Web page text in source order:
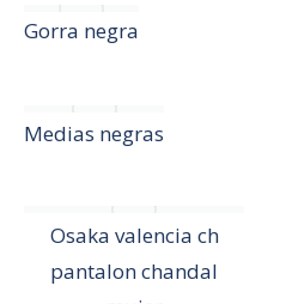
Gorra negra
Medias negras
Osaka valencia ch
pantalon chandal